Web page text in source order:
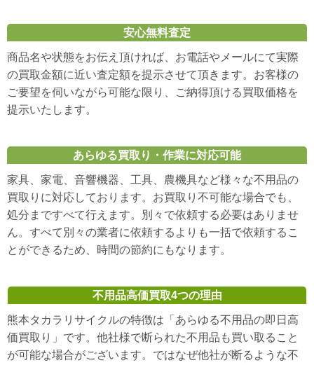
安心無料査定
商品名や状態をお伝え頂ければ、お電話やメールにて実際
の買取金額に近い査定額を提示させて頂きます。お客様の
ご要望を伺いながら可能な限り、ご納得頂ける買取価格を
提示いたします。
あらゆる買取り・作業に対応可能
家具、家電、音響機器、工具、農機具など様々な不用品の
買取りに対応しております。お買取り不可能な場合でも、
処分まですべて行えます。別々で依頼する必要はありませ
ん。すべて別々の業者に依頼するよりも一括で依頼するこ
とができるため、時間の節約にもなります。
不用品高価買取4つの理由
熊本タカラリサイクルの特徴は「あらゆる不用品の即日高
価買取り」です。他社様で断られた不用品も買い取ること
が可能な場合がございます。ではなぜ他社が断るような不